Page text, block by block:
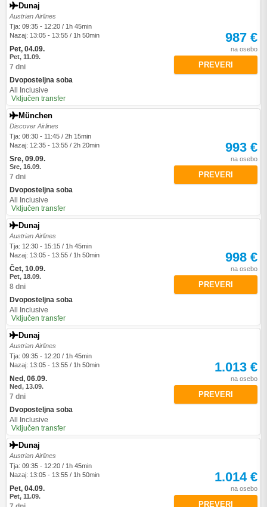
Dunaj
Austrian Airlines
Tja: 09:35 - 12:20 / 1h 45min
Nazaj: 13:05 - 13:55 / 1h 50min
Pet, 04.09.
Pet, 11.09.
7 dni
Dvoposteljna soba
All Inclusive
Vključen transfer
987 €
na osebo
PREVERI
München
Discover Airlines
Tja: 08:30 - 11:45 / 2h 15min
Nazaj: 12:35 - 13:55 / 2h 20min
Sre, 09.09.
Sre, 16.09.
7 dni
Dvoposteljna soba
All Inclusive
Vključen transfer
993 €
na osebo
PREVERI
Dunaj
Austrian Airlines
Tja: 12:30 - 15:15 / 1h 45min
Nazaj: 13:05 - 13:55 / 1h 50min
Čet, 10.09.
Pet, 18.09.
8 dni
Dvoposteljna soba
All Inclusive
Vključen transfer
998 €
na osebo
PREVERI
Dunaj
Austrian Airlines
Tja: 09:35 - 12:20 / 1h 45min
Nazaj: 13:05 - 13:55 / 1h 50min
Ned, 06.09.
Ned, 13.09.
7 dni
Dvoposteljna soba
All Inclusive
Vključen transfer
1.013 €
na osebo
PREVERI
Dunaj
Austrian Airlines
Tja: 09:35 - 12:20 / 1h 45min
Nazaj: 13:05 - 13:55 / 1h 50min
Pet, 04.09.
Pet, 11.09.
1.014 €
na osebo
PREVERI